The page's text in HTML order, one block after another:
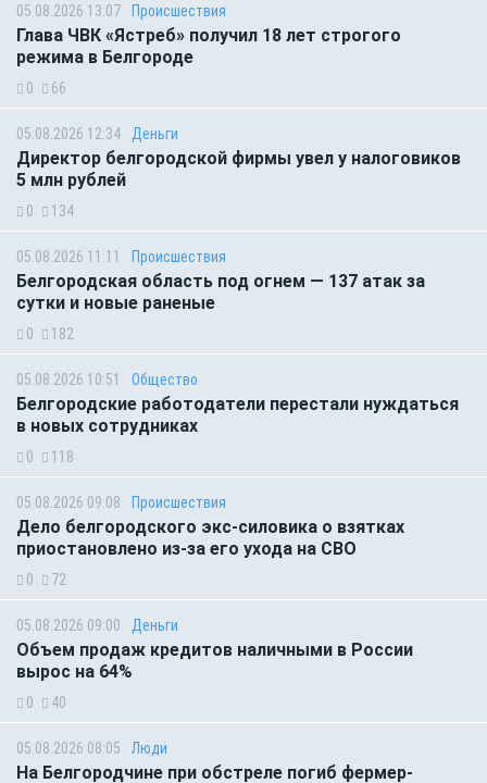
05.08.2026 13:07 Происшествия
Глава ЧВК «Ястреб» получил 18 лет строгого
режима в Белгороде
0 66
05.08.2026 12:34 Деньги
Директор белгородской фирмы увел у налоговиков
5 млн рублей
0 134
05.08.2026 11:11 Происшествия
Белгородская область под огнем — 137 атак за
сутки и новые раненые
0 182
05.08.2026 10:51 Общество
Белгородские работодатели перестали нуждаться
в новых сотрудниках
0 118
05.08.2026 09:08 Происшествия
Дело белгородского экс-силовика о взятках
приостановлено из-за его ухода на СВО
0 72
05.08.2026 09:00 Деньги
Объем продаж кредитов наличными в России
вырос на 64%
0 40
05.08.2026 08:05 Люди
На Белгородчине при обстреле погиб фермер-